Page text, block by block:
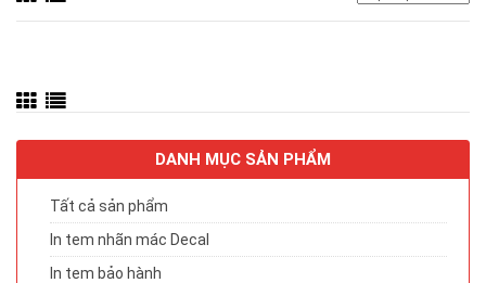
DANH MỤC SẢN PHẨM
Tất cả sản phẩm
In tem nhãn mác Decal
In tem bảo hành